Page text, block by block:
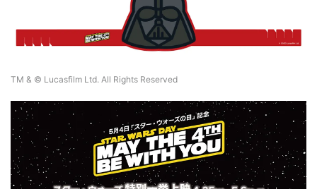
TM & © Lucasfilm Ltd. All Rights Reserved